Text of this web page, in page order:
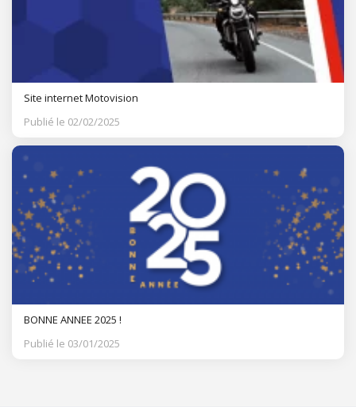
Site internet Motovision
Publié le 02/02/2025
BONNE ANNEE 2025 !
Publié le 03/01/2025